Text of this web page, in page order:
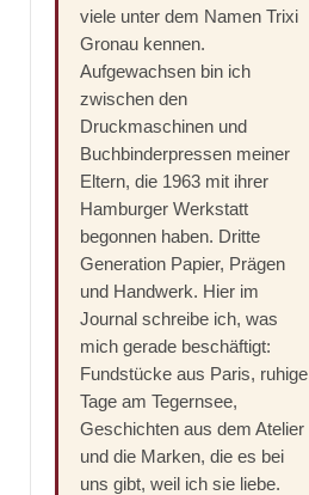
viele unter dem Namen Trixi
Gronau kennen.
Aufgewachsen bin ich
zwischen den
Druckmaschinen und
Buchbinderpressen meiner
Eltern, die 1963 mit ihrer
Hamburger Werkstatt
begonnen haben. Dritte
Generation Papier, Prägen
und Handwerk. Hier im
Journal schreibe ich, was
mich gerade beschäftigt:
Fundstücke aus Paris, ruhige
Tage am Tegernsee,
Geschichten aus dem Atelier
und die Marken, die es bei
uns gibt, weil ich sie liebe.